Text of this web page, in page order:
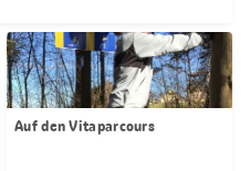
Auf den Vitaparcours